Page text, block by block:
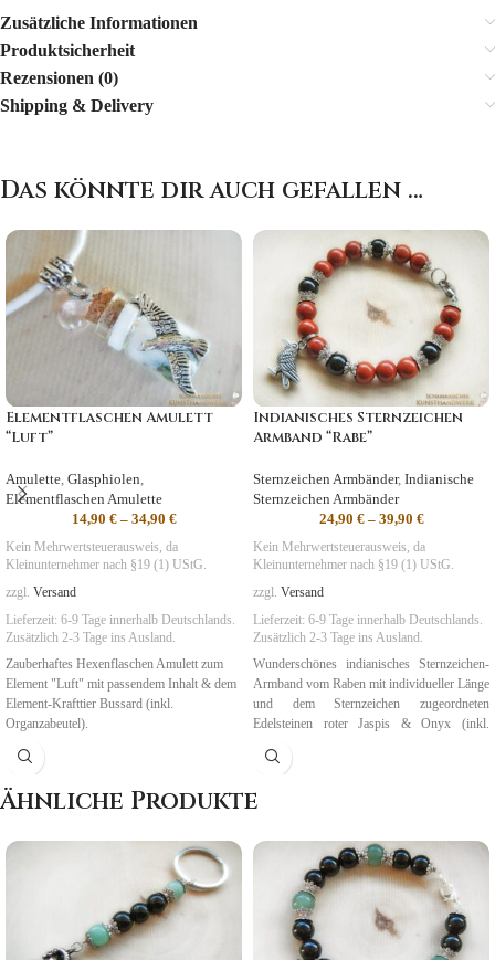
Zusätzliche Informationen
Produktsicherheit
Rezensionen (0)
Shipping & Delivery
Das könnte dir auch gefallen …
Elementflaschen Amulett
“Luft”
Amulette Glasphiolen
Elementflaschen Amulette
14,90 €– 34,90 €
Kein Mehrwertsteuerausweis, da
Kleinunternehmer nach §19 (1) UStG.
zzgl. Versand
Lieferzeit: 6-9 Tage innerhalb Deutschlands.
Zusätzlich 2-3 Tage ins Ausland.
Zauberhaftes Hexenflaschen Amulett zum
Element "Luft" mit passendem Inhalt & dem
Element-Krafttier Bussard (inkl.
Organzabeutel).
Indianisches Sternzeichen
Armband “Rabe”
Sternzeichen Armbänder, Indianische
Sternzeichen Armbänder
24,90 €– 39,90 €
Kein Mehrwertsteuerausweis, da
Kleinunternehmer nach §19 (1) UStG.
zzgl. Versand
Lieferzeit: 6-9 Tage innerhalb Deutschlands.
Zusätzlich 2-3 Tage ins Ausland.
Wunderschönes indianisches Sternzeichen-
Armband vom Raben mit individueller Länge
und dem Sternzeichen zugeordneten
Edelsteinen roter Jaspis & Onyx (inkl.
Ähnliche Produkte